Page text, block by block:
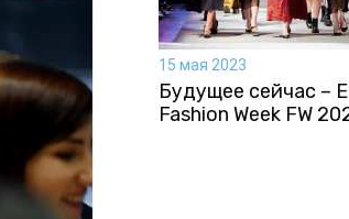
15 мая 2023
Будущее сейчас –
Fashion Week FW